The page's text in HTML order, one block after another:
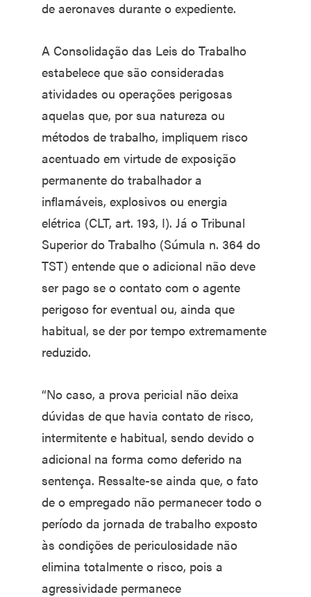
de aeronaves durante o expediente.
A Consolidação das Leis do Trabalho
estabelece que são consideradas
atividades ou operações perigosas
aquelas que, por sua natureza ou
métodos de trabalho, impliquem risco
acentuado em virtude de exposição
permanente do trabalhador a
inflamáveis, explosivos ou energia
elétrica (CLT, art. 193, I). Já o Tribunal
Superior do Trabalho (Súmula n. 364 do
TST) entende que o adicional não deve
ser pago se o contato com o agente
perigoso for eventual ou, ainda que
habitual, se der por tempo extremamente
reduzido.
“No caso, a prova pericial não deixa
dúvidas de que havia contato de risco,
intermitente e habitual, sendo devido o
adicional na forma como deferido na
sentença. Ressalte-se ainda que, o fato
de o empregado não permanecer todo o
período da jornada de trabalho exposto
às condições de periculosidade não
elimina totalmente o risco, pois a
agressividade permanece